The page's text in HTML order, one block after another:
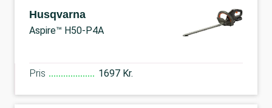
Husqvarna
Aspire™ H50-P4A
Pris 1697 Kr.